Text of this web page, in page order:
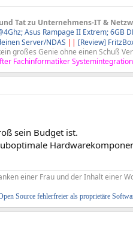
Tat zu Unternehmens-IT &
Asus Rampage II Extrem; 6GB
Server/NDAS || [Review]
großes Genie ohne einen Schuß
Fachinformatiker
sein Budget ist.
einer Frau und der Inhalt einer
Source fehlerfreier als proprietäre